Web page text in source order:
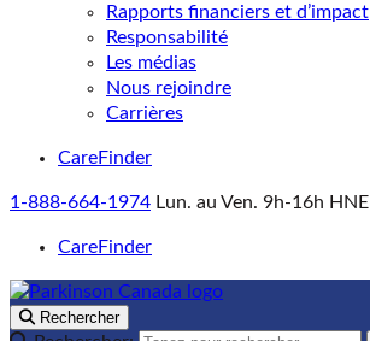
Rapports financiers et d’impact
Responsabilité
Les médias
Nous rejoindre
Carrières
CareFinder
1-888-664-1974 Lun. au Ven. 9h-16h HNE
CareFinder
Rechercher